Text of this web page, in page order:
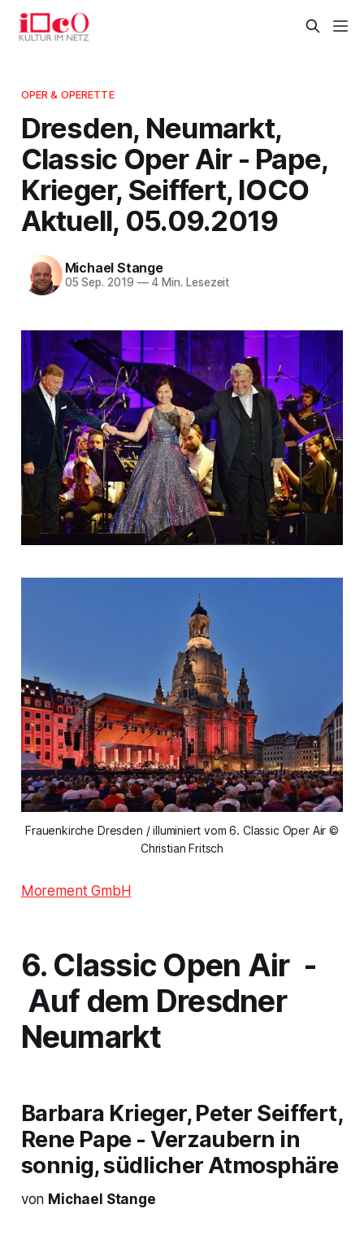
OPER & OPERETTE
Dresden, Neumarkt,
Classic Oper Air - Pape,
Krieger, Seiffert, IOCO
Aktuell, 05.09.2019
Michael Stange
05 Sep. 2019 —4 Min. Lesezeit
Frauenkirche Dresden / illuminiert vom 6. Classic Oper Air ©
Christian Fritsch
Morement GmbH
6. Classic Open Air-
Auf dem Dresdner
Neumarkt
Barbara Krieger, Peter Seiffert,
Rene Pape - Verzaubern in
sonnig, südlicher Atmosphäre
von Michael Stange